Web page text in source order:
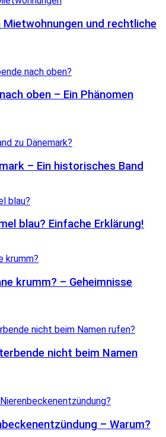
und rechtliche
oben – Ein Phänomen
– Ein historisches Band
blau? Einfache Erklärung!
krumm? – Geheimnisse
nicht beim Namen
– Warum?